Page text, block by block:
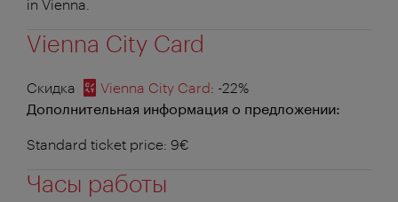
in Vienna.
Vienna City Card
Скидка Vienna City Card: -22%
Дополнительная информация о предложении:
Standard ticket price: 9€
Часы работы